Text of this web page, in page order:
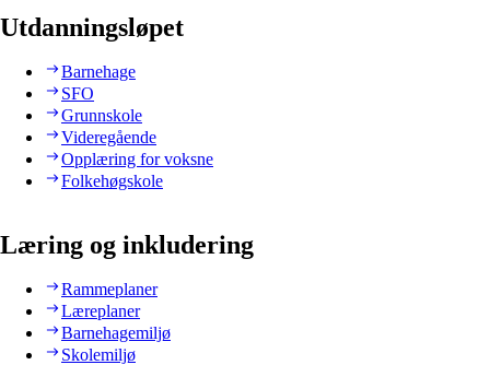
Utdanningsløpet
Barnehage
SFO
Grunnskole
Videregående
Opplæring for voksne
Folkehøgskole
Læring og inkludering
Rammeplaner
Læreplaner
Barnehagemiljø
Skolemiljø